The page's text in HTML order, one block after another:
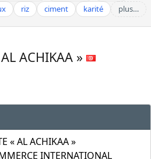
riz ciment karité plus…
ACHIKAA »
« AL ACHIKAA »
INTERNATIONAL